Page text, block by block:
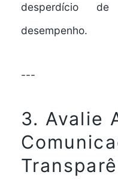
desperdício
desempenho.
---
3. Avalie